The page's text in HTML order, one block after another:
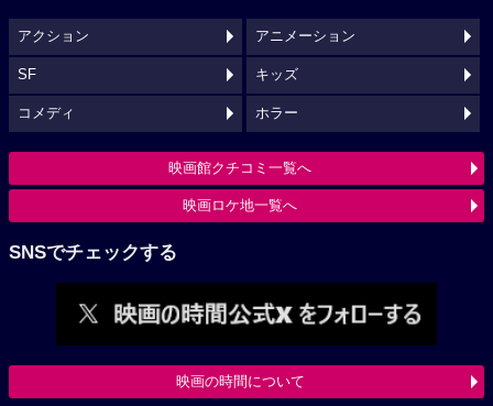
アクション アニメーション
SF キッズ
コメディ ホラー
映画館クチコミ一覧へ
映画ロケ地一覧へ
SNSでチェックする
映画の時間について